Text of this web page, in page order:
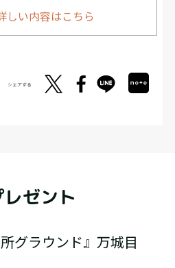
しい内容はこちら
シェアする
レゼント
グラウンド』万城目